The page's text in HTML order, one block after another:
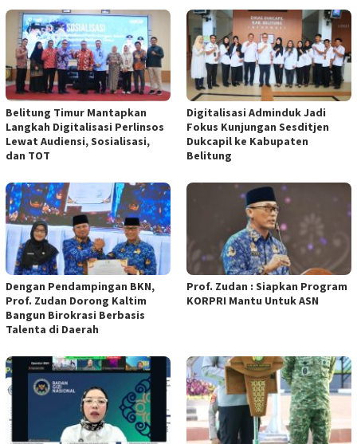
Belitung Timur Mantapkan
Langkah Digitalisasi Perlinsos
Lewat Audiensi, Sosialisasi,
dan TOT
Digitalisasi Adminduk Jadi
Fokus Kunjungan Sesditjen
Dukcapil ke Kabupaten
Belitung
Dengan Pendampingan BKN,
Prof. Zudan Dorong Kaltim
Bangun Birokrasi Berbasis
Talenta di Daerah
Prof. Zudan : Siapkan Program
KORPRI Mantu Untuk ASN